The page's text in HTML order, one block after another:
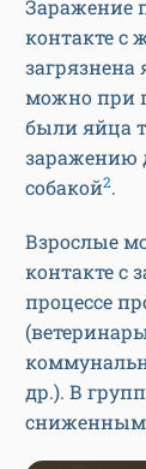
Заражение
контакте с
загрязнена
можно при
были яйца
заражению
собакой2.
Взрослые
контакте
процессе
др.). В